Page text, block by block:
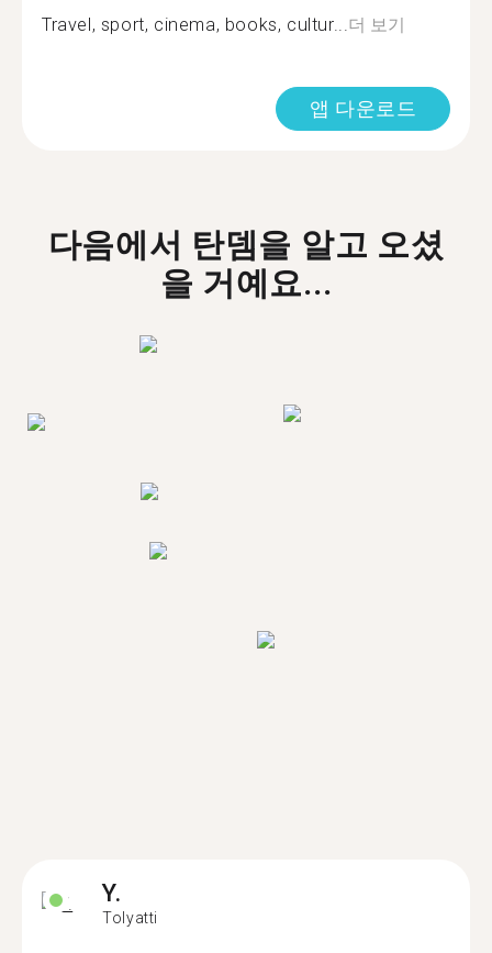
Travel, sport, cinema, books, cultur...더 보기
앱 다운로드
다음에서 탄뎀을 알고 오셨
을 거예요...
Y.
Tolyatti